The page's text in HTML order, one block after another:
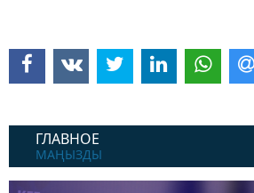
ГЛАВНОЕ
МАҢЫЗДЫ